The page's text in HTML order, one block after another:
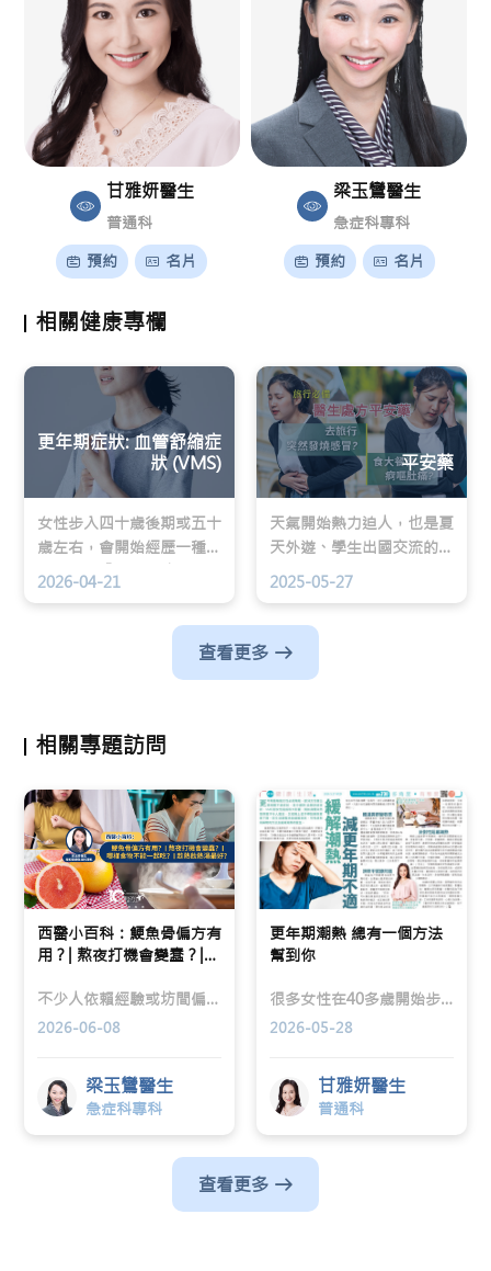
甘雅妍醫生
普通科
預約
名片
梁玉鸞醫生
急症科專科
預約
名片
相關健康專欄
更年期症狀: 血管舒縮症
狀 (VMS)
女性步入四十歲後期或五十
歲左右，會開始經歷一種極
度困擾的「半夜驚魂」：原
跳加速、面紅潮紅，隨後全
身大汗淋漓 。這種感覺結
2026-04-21
平安藥
天氣開始熱力迫人，也是夏
天外遊、學生出國交流的旺
季。孩子外出遊玩，父母的
2025-05-27
查看更多
相關專題訪問
西醫小百科：鯁魚骨偏方有
用？| 熬夜打機會變蠢？|
熱飲熱湯最好？
不少人依賴經驗或坊間偏方處理健康問題，但這些方法未必正確，甚至可能影響身體健康。楷和醫療急症科專科梁玉鸞醫生於ViuTV「我想身體健康」節目中從臨床角度出發，拆解三大常見健康議題：鯁魚骨處理方法、睡眠不足的影響、食物相剋與藥物相互作用、飲湯最佳時機，幫助大眾建立正確健康管理觀念。
2026-06-08
梁玉鸞醫生
急症科專科
更年期潮熱 總有一個方法
幫到你
很多女性在40多歲開始步入更年期，出現各種症狀，例如突然覺得胸口湧上一陣熱、面紅、夜晚汗濕被鋪睡不好、日間難以集中。楷和醫療普通科甘雅妍醫生解釋為何雌激素波動會令體溫調節過於敏感，出現潮熱與盜汗，以及醫生如何區分是更年期徵狀，還是甲狀腺問題、隱性感染或藥物副作用。
2026-05-28
甘雅妍醫生
普通科
查看更多